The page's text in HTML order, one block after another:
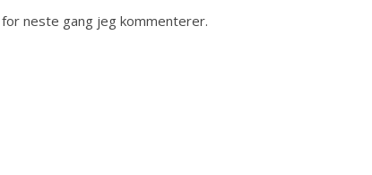
neste gang jeg kommenterer.